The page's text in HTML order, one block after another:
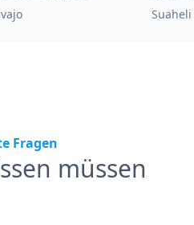
Suaheli
Fragen
müssen